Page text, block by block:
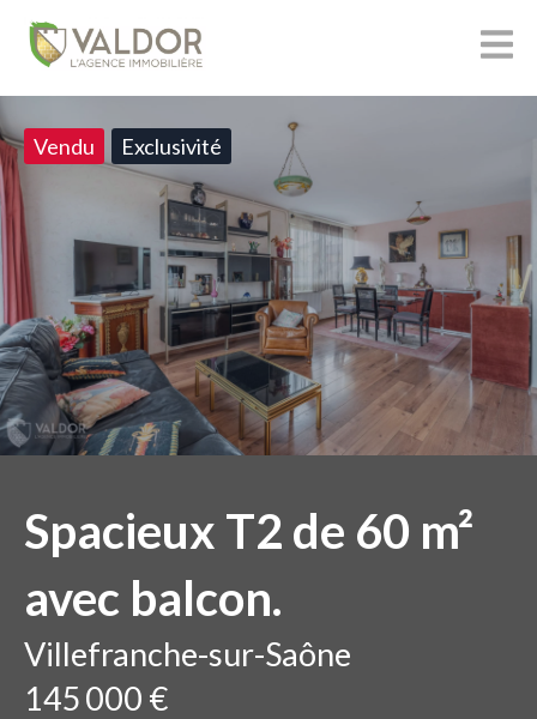
Vendu Exclusivité
Spacieux T2 de 60 m²
avec balcon.
Villefranche-sur-Saône
145 000 €